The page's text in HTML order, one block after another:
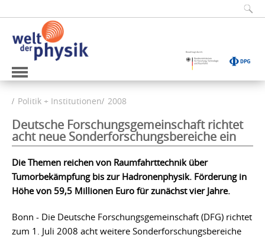
Politik + Institutionen 2008
Deutsche Forschungsgemeinschaft richtet
acht neue Sonderforschungsbereiche ein
Die Themen reichen von Raumfahrttechnik über
Tumorbekämpfung bis zur Hadronenphysik. Förderung in
Höhe von 59,5 Millionen Euro für zunächst vier Jahre.
Bonn - Die Deutsche Forschungsgemeinschaft (DFG) richtet
zum 1. Juli 2008 acht weitere Sonderforschungsbereiche